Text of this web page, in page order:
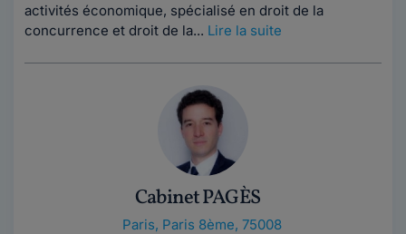
activités économique, spécialisé en droit de la
concurrence et droit de la... Lire la suite
Cabinet PAGÈS
Paris, Paris 8ème, 75008